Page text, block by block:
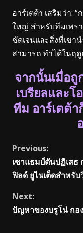
อาร์เตต้า เสริมว่า: “
ใหญ่ สำหรับทีมเพรา
ชัดเจนและสิ่งที่เขา
สามารถ ทำได้ในฤดู
จากนั้นเมื่อถู
เบรียลและโ
ทีม อาร์เตต้
Continue
Reading
Previous:
เซาแธมป์ตันปฏิเสธ
ฟิลด์ ยูไนเต็ดสำหรั
Next:
ปัญหาของบรูโน่ กอ